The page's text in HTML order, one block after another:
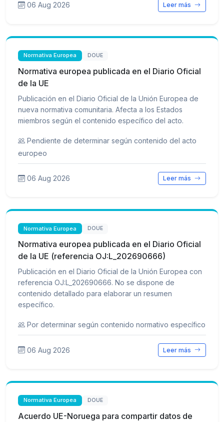
06 Aug 2026 Leer más
Normativa Europea DOUE
Normativa europea publicada en el Diario Oficial
de la UE
Publicación en el Diario Oficial de la Unión Europea de
nueva normativa comunitaria. Afecta a los Estados
miembros según el contenido específico del acto.
Pendiente de determinar según contenido del acto
europeo
06 Aug 2026 Leer más
Normativa Europea DOUE
Normativa europea publicada en el Diario Oficial
de la UE (referencia OJ:L_202690666)
Publicación en el Diario Oficial de la Unión Europea con
referencia OJ:L_202690666. No se dispone de
contenido detallado para elaborar un resumen
específico.
Por determinar según contenido normativo específico
06 Aug 2026 Leer más
Normativa Europea DOUE
Acuerdo UE-Noruega para compartir datos de